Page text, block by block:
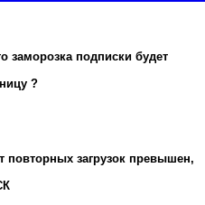
заморозка подписки будет
?
повторных загрузок превышен,